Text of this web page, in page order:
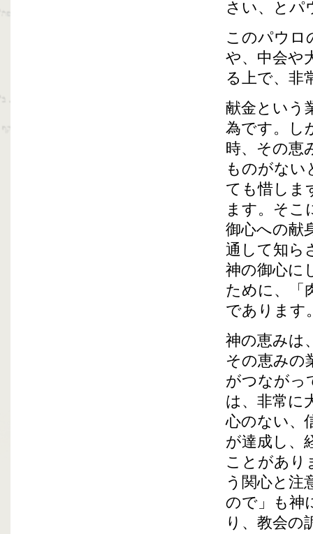
さい、とパ
このパウロ
や、中会や
る上で、非
献金という
為です。し
時、その恵
ものがない
ても惜しま
ます。そこ
御心への献
通して知ら
神の御心に
ために、「
であります
神の恵みは
その恵みの
がつながっ
は、非常に
心のない、
が達成し、
ことがあり
う関心と注
ので」も神
り、教会の